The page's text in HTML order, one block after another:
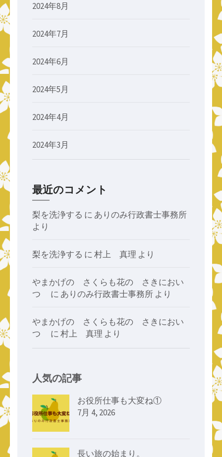
2024年8月
2024年7月
2024年6月
2024年5月
2024年4月
2024年3月
最近のコメント
梨を洗浄する に ありのみ行政書士事務所
より
梨を洗浄する に村上 真理 より
やまかげの さくらも花の さきにおい
つゝ
に ありのみ行政書士事務所 より
やまかげの さくらも花の さきにおい
つゝ
に村上 真理 より
人気の記事
お役所仕事も大変ね①
7月 4, 2026
長い旅の始まり。